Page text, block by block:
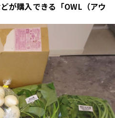
が購入できる「OWL（アウ